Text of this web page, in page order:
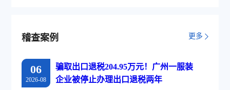
稽查案例 更多
06
2026-08
骗取出口退税204.95万元！广州一服装
企业被停止办理出口退税两年